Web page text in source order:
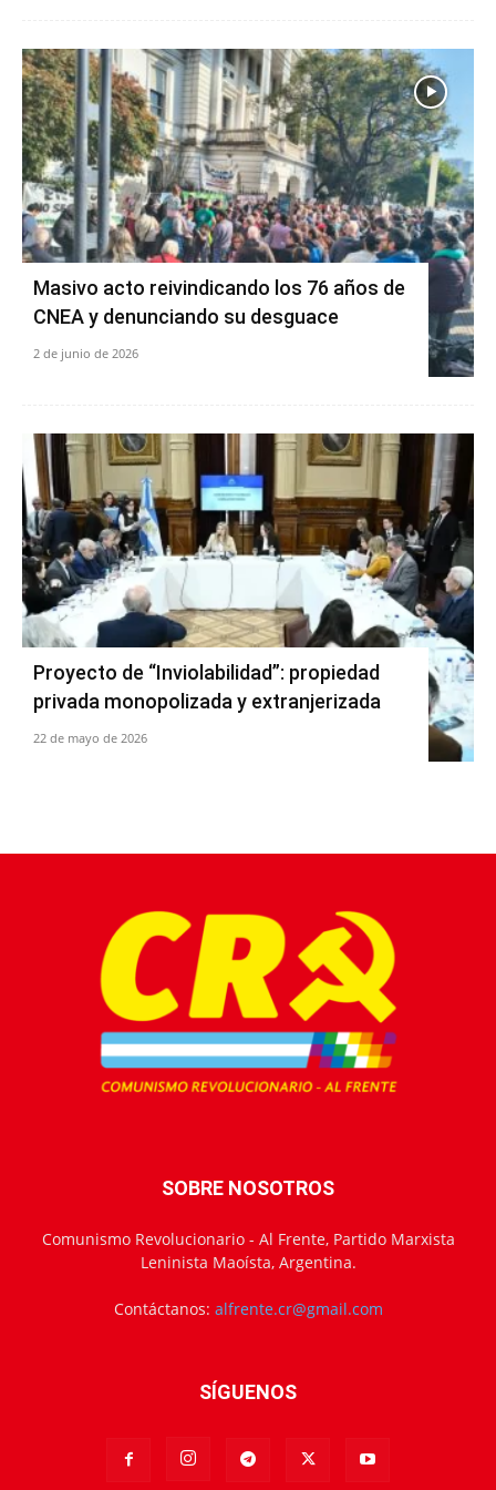
Masivo acto reivindicando los 76 años de
CNEA y denunciando su desguace
2 de junio de 2026
Proyecto de “Inviolabilidad”: propiedad
privada monopolizada y extranjerizada
22 de mayo de 2026
SOBRE NOSOTROS
Comunismo Revolucionario - Al Frente, Partido Marxista
Leninista Maoísta, Argentina.
Contáctanos: alfrente.cr@gmail.com
SÍGUENOS